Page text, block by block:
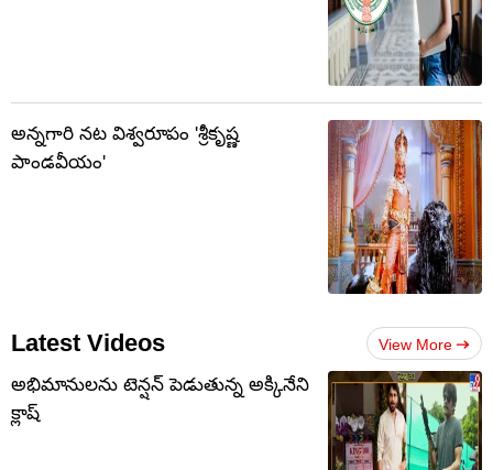
అన్నగారి నట విశ్వరూపం 'శ్రీకృష్ణ
పాండవీయం'
Latest Videos View More
అభిమానులను టెన్షన్‌ పెడుతున్న అక్కినేని
క్లాష్‌